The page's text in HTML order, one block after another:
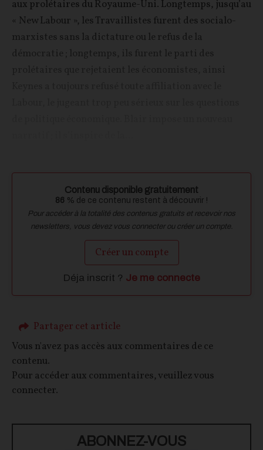
aux prolétaires du Royaume-Uni. Longtemps, jusqu’au
« New Labour », les Travaillistes furent des socialo-
marxistes sans la dictature ou le refus de la
Contenu disponible gratuitement
86 % de ce contenu restent à découvrir !
Pour accéder à la totalité des contenus gratuits et recevoir nos
newsletters, vous devez vous connecter ou créer un compte.
Créer un compte
Déja inscrit ? Je me connecte
Partager cet article
Vous n'avez pas accès aux commentaires de ce
contenu.
Pour accéder aux commentaires, veuillez vous
connecter.
ABONNEZ-VOUS